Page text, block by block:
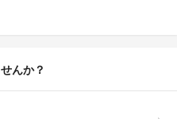
ルチカラー
んか？